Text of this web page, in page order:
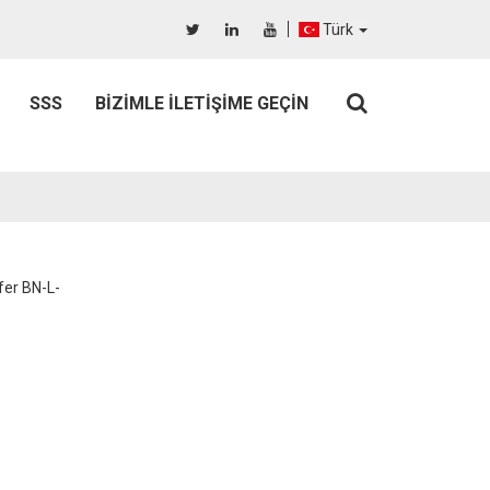
Türk
SSS BIZIMLE İLETIŞIME GEÇIN